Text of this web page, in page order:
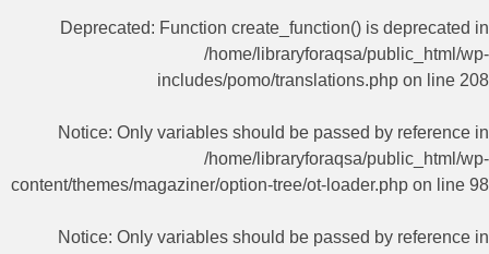
Deprecated: Function create_function() is deprecated in
/home/libraryforaqsa/public_html/wp-
includes/pomo/translations.php on line 208
Notice: Only variables should be passed by reference in
/home/libraryforaqsa/public_html/wp-
content/themes/magaziner/option-tree/ot-loader.php on line 98
Notice: Only variables should be passed by reference in